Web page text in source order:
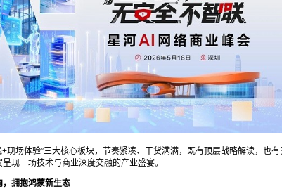
现场体验”三大核心板块，节奏紧凑、干货满满，既有顶层战略解读，也
现一场技术与商业深度交融的产业盛宴。
拥抱鸿蒙新生态